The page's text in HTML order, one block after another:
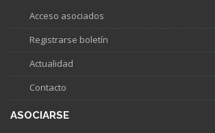
Acceso asociados
Registrarse boletín
Actualidad
Contacto
ASOCIARSE